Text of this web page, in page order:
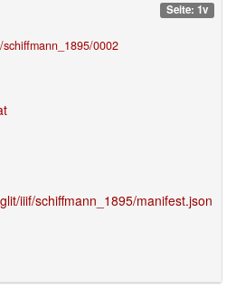
Seite: 1v
0002
iiif/schiffmann_1895/manifest.json